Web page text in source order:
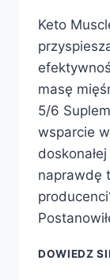
Keto
masę
5/6
wsparcie
naprawdę
DOWIEDZ